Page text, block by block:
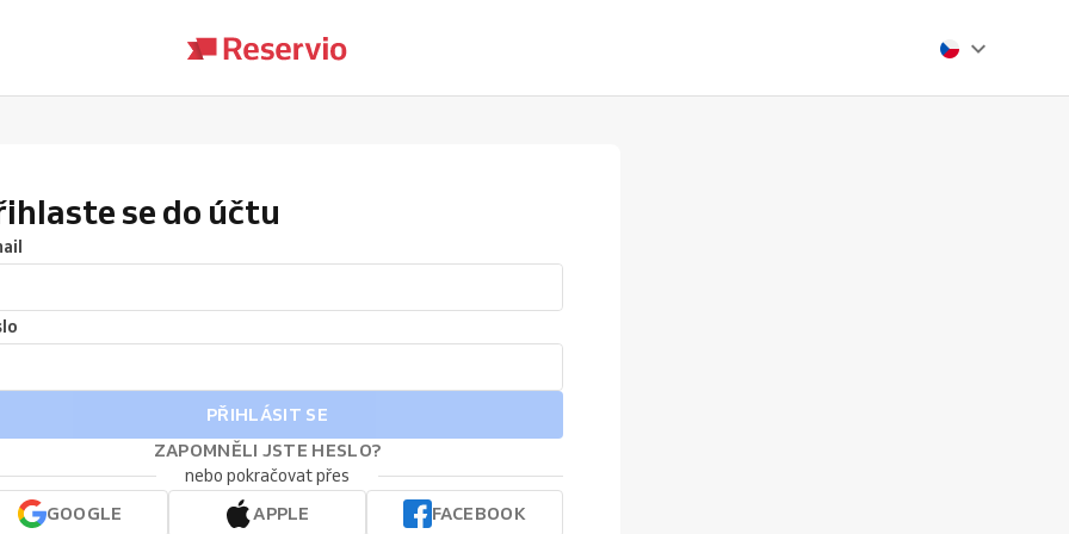
se do účtu
PŘIHLÁSIT SE
ZAPOMNĚLI JSTE HESLO?
nebo pokračovat přes
GOOGLE
APPLE FACEBOOK